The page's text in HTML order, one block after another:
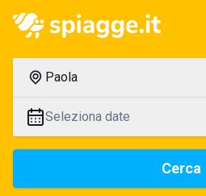
Paola
Seleziona date
Cerca